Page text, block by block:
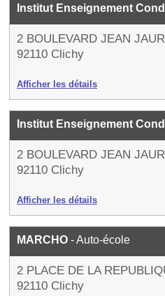
Institut Enseignement
2 BOULEVARD JEAN
92110 Clichy
Afficher les détails
Institut Enseignement
2 BOULEVARD JEAN
92110 Clichy
Afficher les détails
MARCHO - Auto-école
2 PLACE DE LA
92110 Clichy